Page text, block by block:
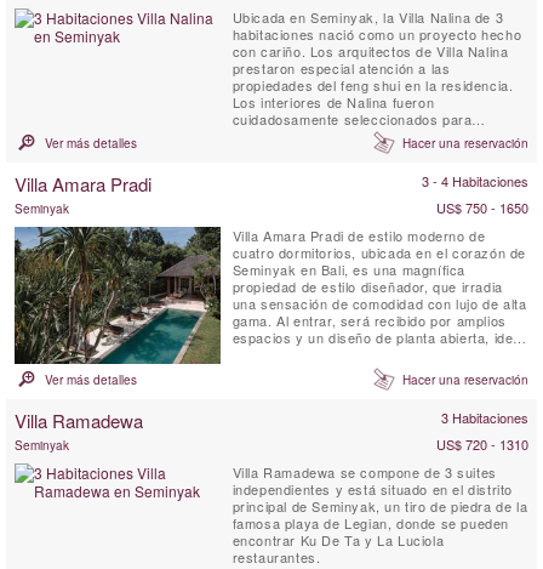
Ubicada en Seminyak, la Villa Nalina de 3
habitaciones nació como un proyecto hecho
con cariño. Los arquitectos de Villa Nalina
prestaron especial atención a las
propiedades del feng shui en la residencia.
Los interiores de Nalina fueron
cuidadosamente seleccionados para
destacar diversas influencias autóctonas,
tales como los jarrones de cerámica china y
budistas en la zona del jardín. El uso de
materiales orgánicos locales es ...
Ver más detalles Hacer una reservación
Villa Amara Pradi 3 - 4 Habitaciones
Seminyak
US$ 750 - 1650
Villa Amara Pradi de estilo moderno de
cuatro dormitorios, ubicada en el corazón de
Seminyak en Bali, es una magnífica
propiedad de estilo diseñador, que irradia
una sensación de comodidad con lujo de alta
gama. Al entrar, será recibido por amplios
espacios y un diseño de planta abierta, ideal
queridos. Los interiores balineses terrosos
se combinan con diseños modernos.
Ver más detalles Hacer una reservación
Villa Ramadewa 3 Habitaciones
Seminyak
US$ 720 - 1310
Villa Ramadewa se compone de 3 suites
independientes y está situado en el distrito
principal de Seminyak, un tiro de piedra de la
famosa playa de Legian, donde se pueden
encontrar Ku De Ta y La Luciola
restaurantes.